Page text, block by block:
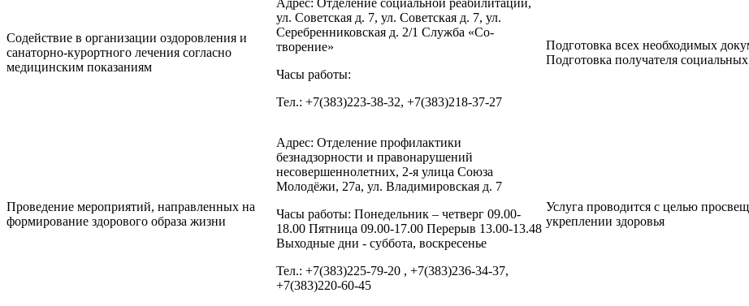
Содействие в организации оздоровления и
санаторно-курортного лечения согласно
медицинским показаниям
Адрес: Отделение социальной реабилитации,
ул. Советская д. 7, ул. Советская д. 7, ул.
Серебренниковская д. 2/1 Служба «Со-
творение»
Часы работы:
Тел.: +7(383)223-38-32, +7(383)218-37-27
Подготовка всех необходимых
Подготовка получателя
Проведение мероприятий, направленных на
формирование здорового образа жизни
Адрес: Отделение профилактики
безнадзорности и правонарушений
несовершеннолетних, 2-я улица Союза
Молодёжи, 27а, ул. Владимировская д. 7
Часы работы: Понедельник – четверг 09.00-
18.00 Пятница 09.00-17.00 Перерыв 13.00-13.48
Выходные дни - суббота, воскресенье
Тел.: +7(383)225-79-20 , +7(383)236-34-37,
+7(383)220-60-45
Услуга проводится с целью
укреплении здоровья